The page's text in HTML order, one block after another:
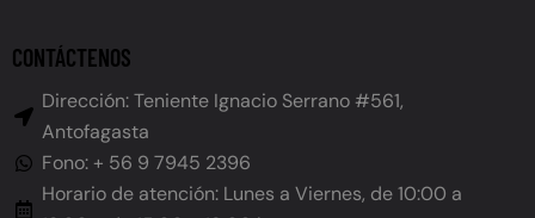
CONTÁCTENOS
Dirección: Teniente Ignacio Serrano #561,
Antofagasta
Fono: + 56 9 7945 2396
Horario de atención: Lunes a Viernes, de 10:00 a